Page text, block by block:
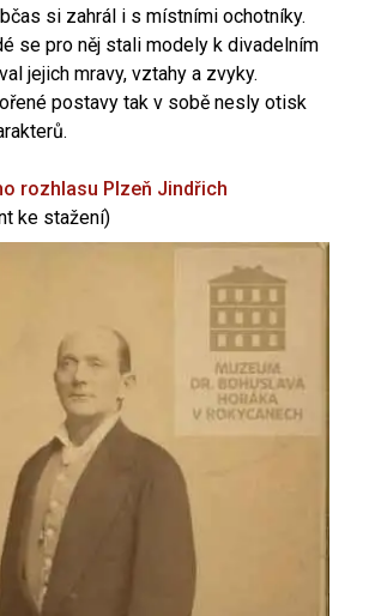
si zahrál i s místními ochotníky.
se pro něj stali modely k divadelním
jejich mravy, vztahy a zvyky.
postavy tak v sobě nesly otisk
rozhlasu Plzeň Jindřich
ke stažení)